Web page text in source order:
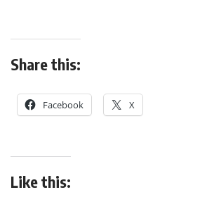
Share this:
Facebook X
Like this: